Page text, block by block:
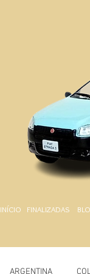
INÍCIO FINALIZADAS
ARGENTINA